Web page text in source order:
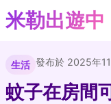
米勒出遊中
生活 發布於 2025年
蚊子在房間